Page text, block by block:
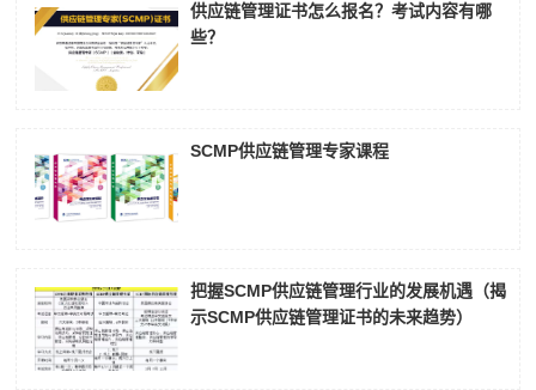
供应链管理证书怎么报名？考试内容有哪
些？
SCMP供应链管理专家课程
把握SCMP供应链管理行业的发展机遇（揭
示SCMP供应链管理证书的未来趋势）